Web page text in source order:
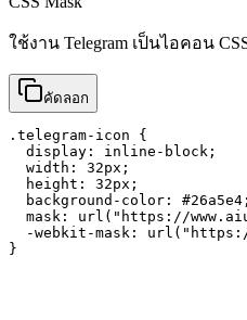
ใช้งาน Telegram เป็นไอคอน
คัดลอก
.telegram-icon {
  display: inline-block;
  width: 32px;
  height: 32px;
  background-color: #26a5e4;
mask: url("https://
-webkit-mask:
}